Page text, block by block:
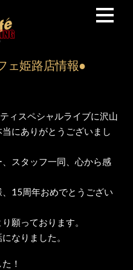
ェ姫路店情報●
ィスペシャルライブに沢山
にありがとうございまし
、スタッフ一同、心から感
15周年おめでとうござい
願っております。
なりました。
！